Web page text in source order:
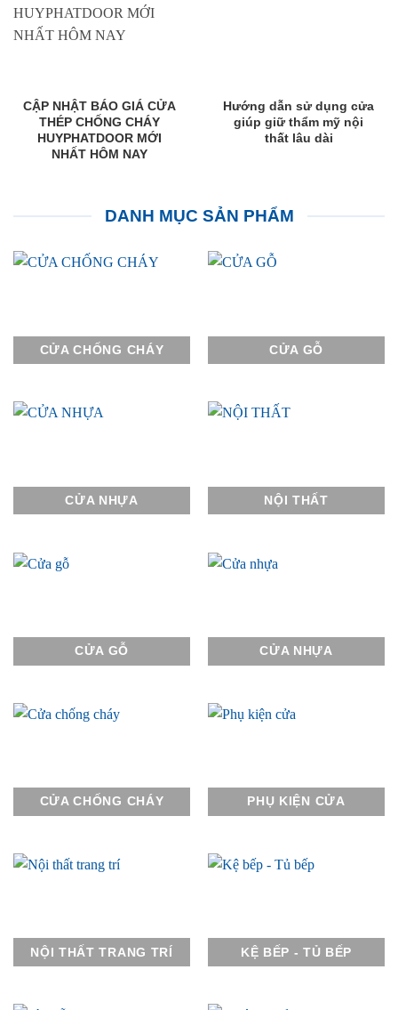
CẬP NHẬT BÁO GIÁ CỬA
THÉP CHỐNG CHÁY
HUYPHATDOOR MỚI
NHẤT HÔM NAY
Hướng dẫn sử dụng cửa
giúp giữ thẩm mỹ nội
thất lâu dài
DANH MỤC SẢN PHẨM
CỬA CHỐNG CHÁY CỬA GỖ
CỬA NHỰA NỘI THẤT
CỬA GỖ CỬA NHỰA
CỬA CHỐNG CHÁY PHỤ KIỆN CỬA
NỘI THẤT TRANG TRÍ KỆ BẾP - TỦ BẾP